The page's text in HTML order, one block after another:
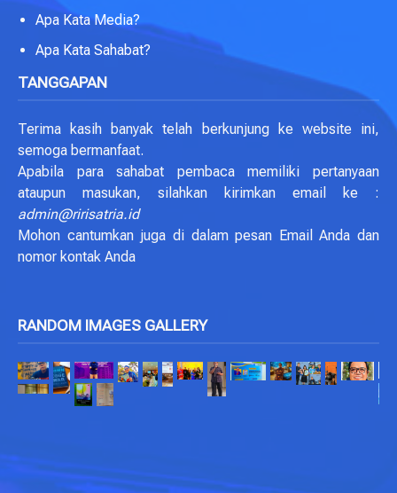
Apa Kata Media?
Apa Kata Sahabat?
TANGGAPAN
Terima kasih banyak telah berkunjung ke website ini,
semoga bermanfaat.
Apabila para sahabat pembaca memiliki pertanyaan
ataupun masukan, silahkan kirimkan email ke :
admin@ririsatria.id
Mohon cantumkan juga di dalam pesan Email Anda dan
nomor kontak Anda
RANDOM IMAGES GALLERY